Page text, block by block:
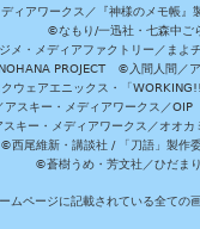
ィアワークス／『神様のメモ帳
©なもり/一迅社・七森中
メ・メディアファクトリー／ま
PROJECT ©入間人間／ア
ウェアエニックス・「
スキー・メディアワークス／
キー・メディアワークス／オオ
©西尾維新・講談社 / 「刀語」製作
©蒼樹うめ・芳文社／ひだま
ムページに記載されている全ての